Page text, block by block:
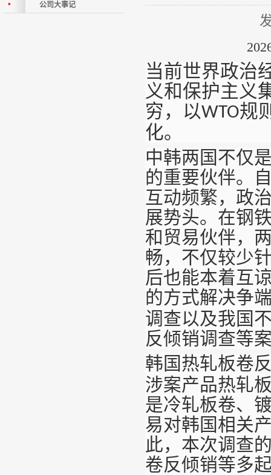
公司大事记
当前世界政治
义和保护主义
穷，以WTO规
化。
中韩两国不仅
的重要伙伴。
互动频繁，政
展势头。在钢
和贸易伙伴，
畅，不仅较少
后也能本着互
的方式解决争
调查以及我国
反倾销调查等
韩国热轧板卷
涉案产品热轧
是冷轧板卷、
易对韩国相关
此，本次调查
卷反倾销等多